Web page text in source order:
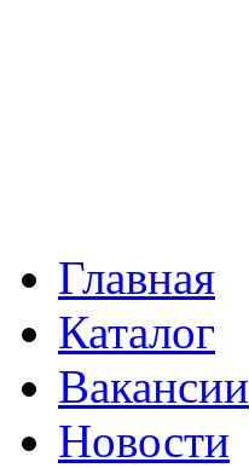
Главная
Каталог
Вакансии
Новости